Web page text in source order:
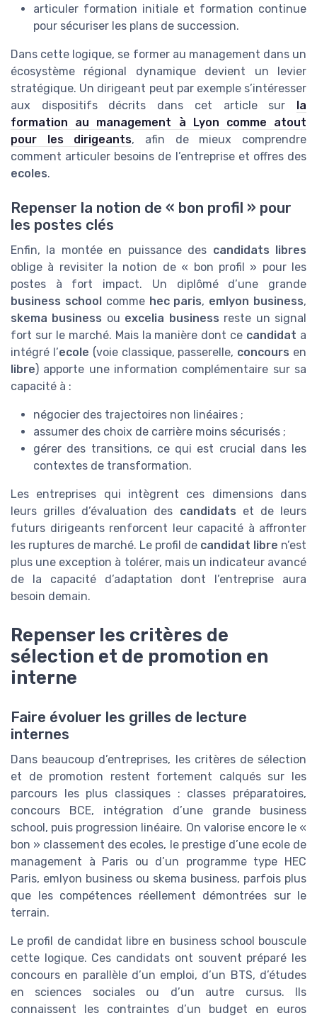
articuler formation initiale et formation continue
pour sécuriser les plans de succession.
Dans cette logique, se former au management dans un
écosystème régional dynamique devient un levier
stratégique. Un dirigeant peut par exemple s’intéresser
aux dispositifs décrits dans cet article sur la
formation au management à Lyon comme atout
pour les dirigeants, afin de mieux comprendre
comment articuler besoins de l’entreprise et offres des
ecoles.
Repenser la notion de « bon profil » pour
les postes clés
Enfin, la montée en puissance des candidats libres
oblige à revisiter la notion de « bon profil » pour les
postes à fort impact. Un diplômé d’une grande
business school
comme hec paris, emlyon business,
skema business ou excelia business reste un signal
fort sur le marché. Mais la manière dont ce candidat a
intégré l’ecole (voie classique, passerelle, concours en
libre) apporte une information complémentaire sur sa
capacité à :
négocier des trajectoires non linéaires ;
assumer des choix de carrière moins sécurisés ;
gérer des transitions, ce qui est crucial dans les
contextes de transformation.
Les entreprises qui intègrent ces dimensions dans
leurs grilles d’évaluation des candidats et de leurs
futurs dirigeants renforcent leur capacité à affronter
les ruptures de marché. Le profil de candidat libre n’est
plus une exception à tolérer, mais un indicateur avancé
de la capacité d’adaptation dont l’entreprise aura
besoin demain.
Repenser les critères de
sélection et de promotion en
interne
Faire évoluer les grilles de lecture
internes
Dans beaucoup d’entreprises, les critères de sélection
et de promotion restent fortement calqués sur les
parcours les plus classiques : classes préparatoires,
concours BCE, intégration d’une grande business
school, puis progression linéaire. On valorise encore le «
bon » classement des ecoles, le prestige d’une ecole de
management à Paris ou d’un programme type HEC
Paris, emlyon business ou skema business, parfois plus
que les compétences réellement démontrées sur le
terrain.
Le profil de candidat libre en business school bouscule
cette logique. Ces candidats ont souvent préparé les
concours en parallèle d’un emploi, d’un BTS, d’études
en sciences sociales ou d’un autre cursus. Ils
connaissent les contraintes d’un budget en euros